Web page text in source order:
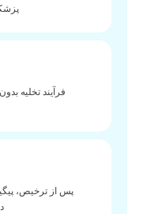
فرآیند تخلیه
پس از ترخیص،